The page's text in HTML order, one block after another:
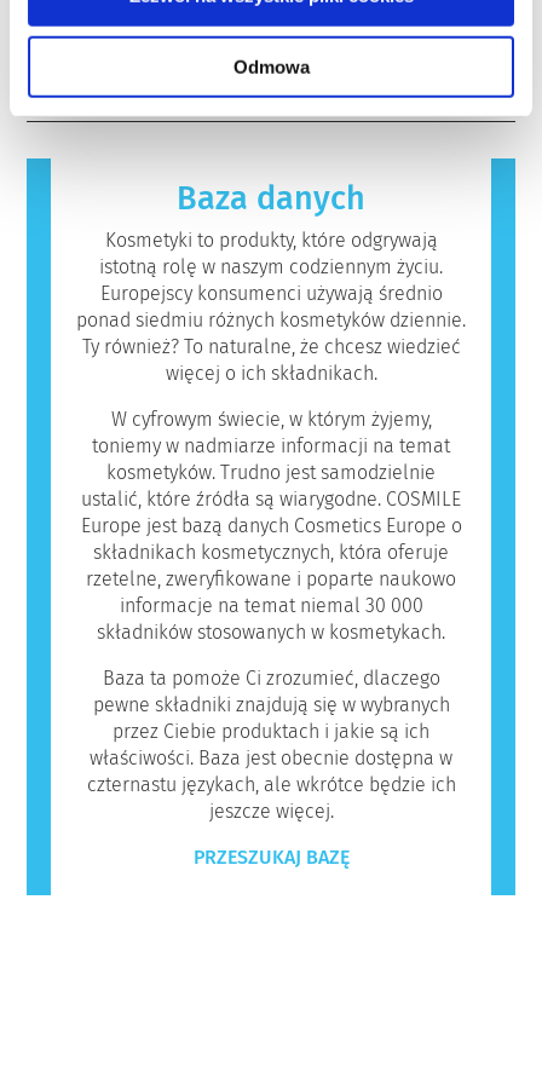
Odmowa
hormonalnego.
produktów przeprowadzane przez
wykwalifikowanych ekspertów naukowych, do
których przeprowadzenia firmy są prawnie
potencjalne zagrożenia, w tym potencjalne
zaburzenia funkcjonowania układu
hormonalnego.
bezpieczeństwa składników i produktów
kosmetycznych.
reakcję alergiczną. Występuje ona, kiedy
na substancje, które dla większości ludzi są
nieszkodliwe. Substancja, która powoduje
mogą zawierać składniki, które dla niektórych
osób mogą okazać się alergizujące. Nie
oznacza to jednak, że produkt nie jest
bezpieczny dla innych.
Baza danych
Kosmetyki to produkty, które odgrywają
istotną rolę w naszym codziennym życiu.
Europejscy konsumenci używają średnio
ponad siedmiu różnych kosmetyków dziennie.
Ty również? To naturalne, że chcesz wiedzieć
więcej o ich składnikach.
W cyfrowym świecie, w którym żyjemy,
toniemy w nadmiarze informacji na temat
kosmetyków. Trudno jest samodzielnie
ustalić, które źródła są wiarygodne. COSMILE
Europe jest bazą danych Cosmetics Europe o
składnikach kosmetycznych, która oferuje
rzetelne, zweryfikowane i poparte naukowo
informacje na temat niemal 30 000
składników stosowanych w kosmetykach.
Baza ta pomoże Ci zrozumieć, dlaczego
pewne składniki znajdują się w wybranych
przez Ciebie produktach i jakie są ich
właściwości. Baza jest obecnie dostępna w
czternastu językach, ale wkrótce będzie ich
jeszcze więcej.
PRZESZUKAJ BAZĘ